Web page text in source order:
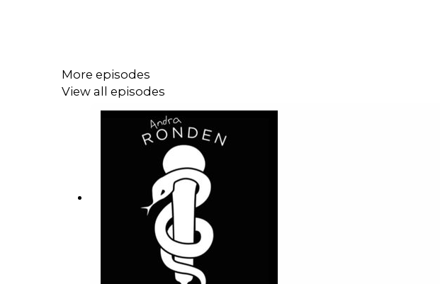
More episodes
View all episodes